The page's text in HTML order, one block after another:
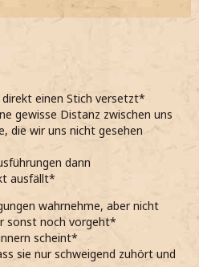
einen Stich versetzt*
gewisse Distanz zwischen uns
die wir uns nicht gesehen
dann
ausfällt*
wahrnehme, aber nicht
sonst noch vorgeht*
scheint*
sie nur schweigend zuhört und